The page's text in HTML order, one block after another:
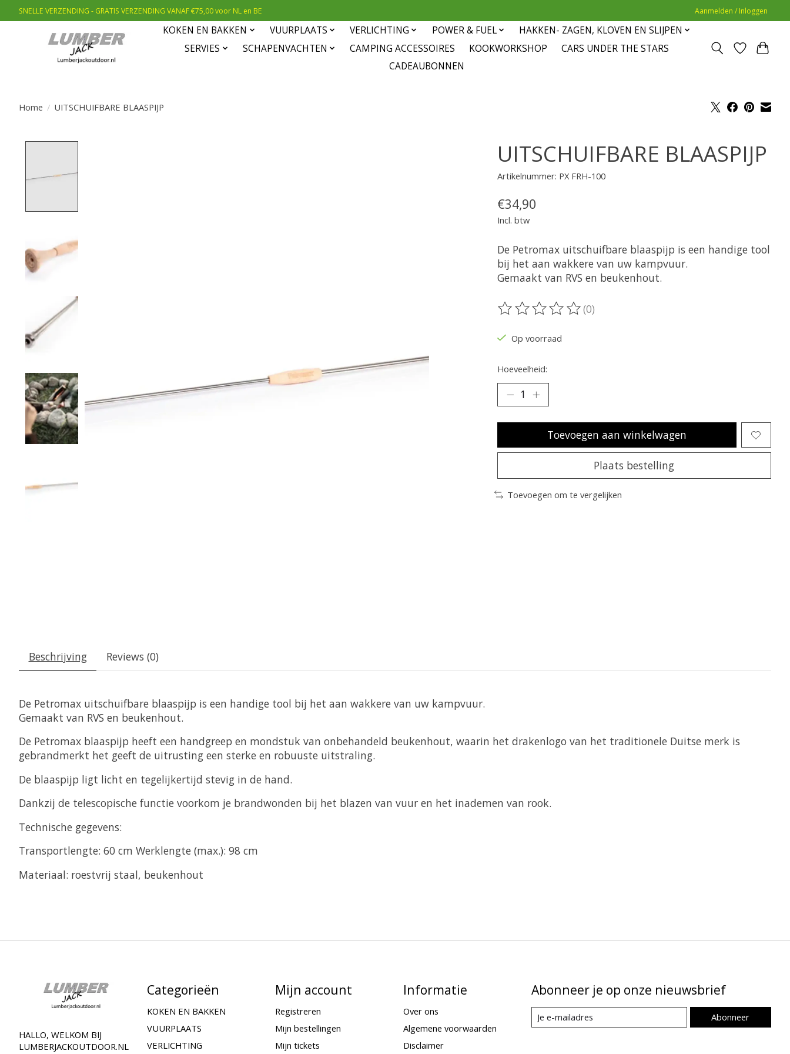
SNELLE VERZENDING - GRATIS VERZENDING VANAF €75,00 voor NL en BE Aanmelden / Inloggen
KOKEN EN BAKKEN VUURPLAATS VERLICHTING POWER & FUEL
HAKKEN- ZAGEN, KLOVEN EN SLIJPEN
SERVIES
SCHAPENVACHTEN CAMPING ACCESSOIRES KOOKWORKSHOP
CARS UNDER THE STARS
CADEAUBONNEN
Home / UITSCHUIFBARE BLAASPIJP
UITSCHUIFBARE BLAASPIJP
Artikelnummer: PX FRH-100
€34,90
Incl. btw
De Petromax uitschuifbare blaaspijp is een handige tool
bij het aan wakkere van uw kampvuur.
Gemaakt van RVS en beukenhout.
De beoordeling van dit product is
(0)
Op voorraad
Hoeveelheid:
Toevoegen aan winkelwagen
Plaats bestelling
Toevoegen om te vergelijken
Beschrijving Reviews (0)
De Petromax uitschuifbare blaaspijp is een handige tool bij het aan wakkere van uw kampvuur.
Gemaakt van RVS en beukenhout.
De Petromax blaaspijp heeft een handgreep en mondstuk van onbehandeld beukenhout, waarin het drakenlogo van het traditionele Duitse merk is
gebrandmerkt het geeft de uitrusting een sterke en robuuste uitstraling.
De blaaspijp ligt licht en tegelijkertijd stevig in de hand.
Dankzij de telescopische functie voorkom je brandwonden bij het blazen van vuur en het inademen van rook.
Technische gegevens:
Transportlengte: 60 cm Werklengte (max.): 98 cm
Materiaal: roestvrij staal, beukenhout
HALLO, WELKOM BIJ
LUMBERJACKOUTDOOR.NL
Categorieën
KOKEN EN BAKKEN
VUURPLAATS
VERLICHTING
Mijn account
Registreren
Mijn bestellingen
Mijn tickets
Informatie
Over ons
Algemene voorwaarden
Disclaimer
Abonneer je op onze nieuwsbrief
Abonneer